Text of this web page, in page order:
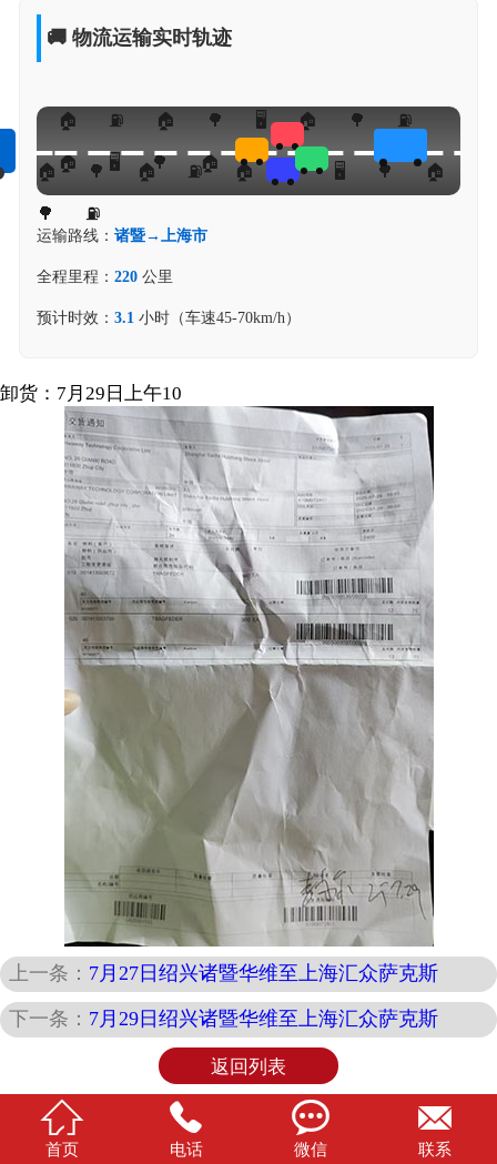
🚚 物流运输实时轨迹
运输路线： 诸暨→上海市
全程里程： 220公里
预计时效： 3.1 小时（车速45-70km/h）
卸货：7月29日上午10
上一条： 7月27日绍兴诸暨华维至上海汇众萨克斯
下一条： 7月29日绍兴诸暨华维至上海汇众萨克斯
返回列表

首页

电话

微信

联系